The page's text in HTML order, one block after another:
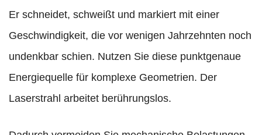
Er schneidet, schweißt und markiert mit einer
Geschwindigkeit, die vor wenigen Jahrzehnten noch
undenkbar schien. Nutzen Sie diese punktgenaue
Energiequelle für komplexe Geometrien. Der
Laserstrahl arbeitet berührungslos.